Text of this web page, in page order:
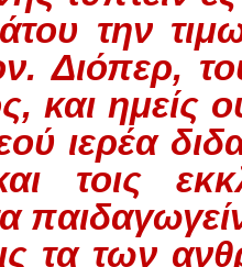
την
Διόπερ,
και
ιερέα
τοις
τα των